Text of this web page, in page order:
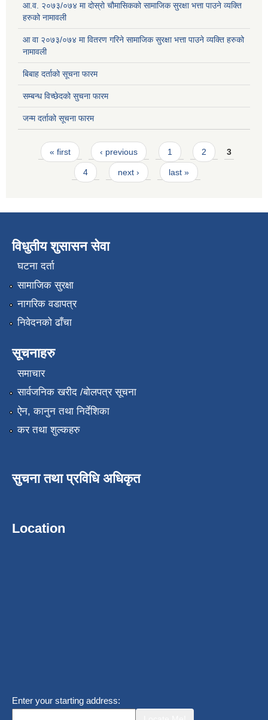
आ.व. २०७३/०७४ मा दोस्रो चौमासिकको सामाजिक सुरक्षा भत्ता पाउने व्यक्ति
हरुको नामावली
आ वा २०७३/०७४ मा वितरण गरिने सामाजिक सुरक्षा भत्ता पाउने व्यक्ति हरुको
नामावली
बिबाह दर्ताको सूचना फारम
सम्बन्ध विच्छेदको सुचना फारम
जन्म दर्ताको सूचना फारम
Pages
« first ‹ previous 1 2 3
4 next › last »
विधुतीय शुसासन सेवा
घटना दर्ता
सामाजिक सुरक्षा
नागरिक वडापत्र
निवेदनको ढाँचा
सूचनाहरु
समाचार
सार्वजनिक खरीद /बोलपत्र सूचना
ऐन, कानुन तथा निर्देशिका
कर तथा शुल्कहरु
सुचना तथा प्रविधि अधिकृत
Location
Enter your starting address: